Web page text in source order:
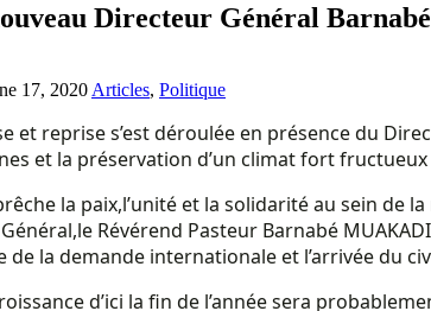
Directeur Général
17, 2020 Articles, Politique
et reprise s’est déroulée en présence du
et la préservation d’un climat fort
la paix,l’unité et la solidarité au sein de
Révérend Pasteur Barnabé
de la demande internationale et l’arrivée du
d’ici la fin de l’année sera